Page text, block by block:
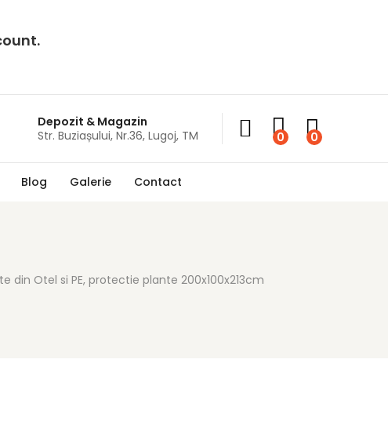
Depozit & Magazin
Str. Buziașului, Nr.36, Lugoj, TM
0 0
Blog Galerie Contact
Otel si PE, protectie plante 200x100x213cm